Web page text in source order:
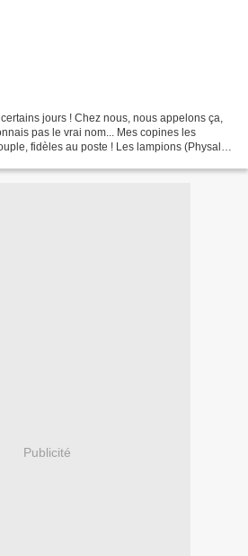
jours ! Chez nous, nous appelons ça,
pas le vrai nom... Mes copines les
fidèles au poste ! Les lampions (Physalis)
Publicité